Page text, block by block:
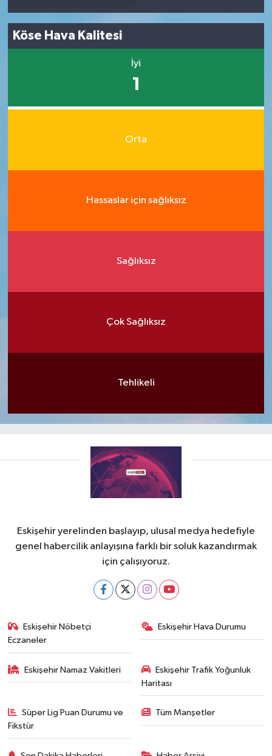
Köse Hava Kalitesi
İyi
1
Orta
Hassaslar için sağlıksız
Sağlıksız
Çok Sağlıksız
Tehlikeli
Eskişehir yerelinden başlayıp, ulusal medya hedefiyle
genel habercilik anlayışına farklı bir soluk kazandırmak
için çalışıyoruz.
Eskişehir Nöbetçi
Eczaneler
Eskişehir Hava Durumu
Eskişehir Namaz Vakitleri
Eskişehir Trafik Yoğunluk
Haritası
Süper Lig Puan Durumu ve
Fikstür
Tüm Manşetler